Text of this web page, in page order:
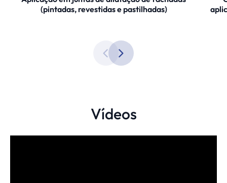
(pintadas, revestidas e pastilhadas)
Vídeos